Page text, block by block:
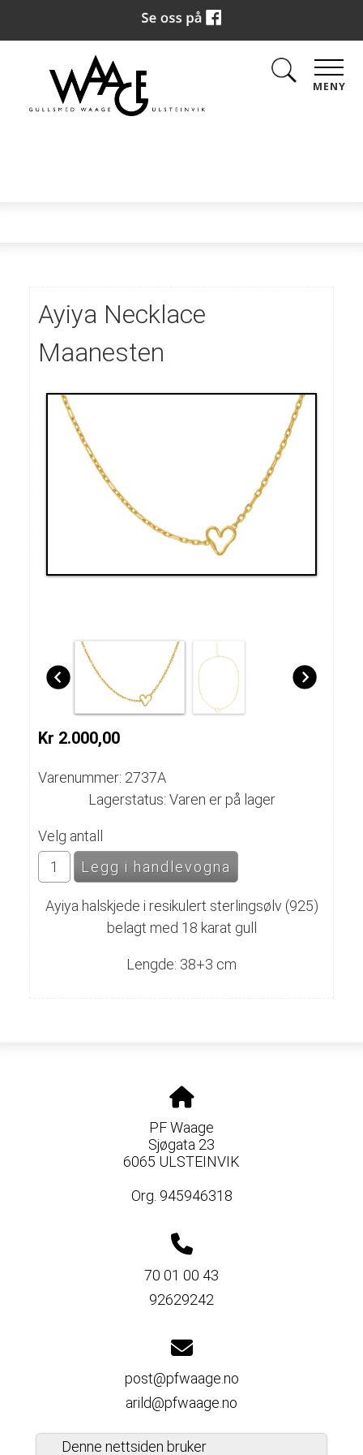
MENY
Ayiya Necklace
Maanesten
Kr 2.000,00
Varenummer: 2737A
Lagerstatus: Varen er på lager
Velg antall
Ayiya halskjede i resikulert sterlingsølv (925)
belagt med 18 karat gull
Lengde: 38+3 cm
PF Waage
Sjøgata 23
6065 ULSTEINVIK
Org. 945946318
70 01 00 43
92629242
post@pfwaage.no
arild@pfwaage.no
Denne nettsiden bruker